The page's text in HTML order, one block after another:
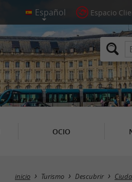
Espacio
OCIO
inicio Turismo Descubrir